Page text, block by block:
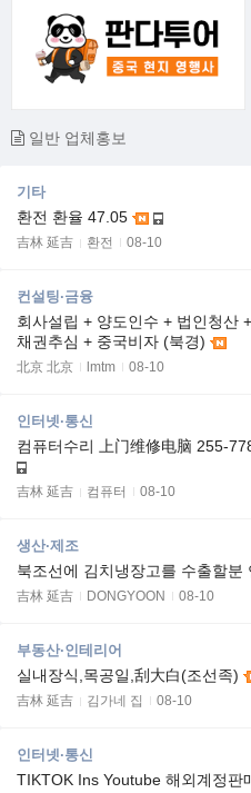
일반 업체홍보
기타
환전 환율 47.05
吉林 延吉 환전 08-10
컨설팅·금융
회사설립 + 양도인수 + 법인청산
채권추심 + 중국비자 (북경)
北京 北京 lmtm 08-10
인터넷·통신
컴퓨터수리 上门维修电脑 255-
吉林 延吉 컴퓨터 08-10
생산·제조
북조선에 김치냉장고를 수출할분
吉林 延吉 DONGYOON 08-10
부동산·인테리어
실내장식,목공일,刮大白(조선족)
吉林 延吉 김가네 집 08-10
인터넷·통신
TIKTOK Ins Youtube 해외계정판